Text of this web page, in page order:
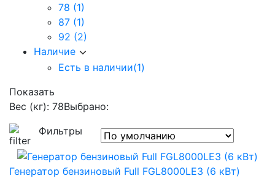
78 (1)
87 (1)
92 (2)
Наличие
Есть в наличии(1)
Показать
Вес (кг): 78Выбрано:
Фильтры
Генератор бензиновый Full FGL8000LE3 (6 кВт)